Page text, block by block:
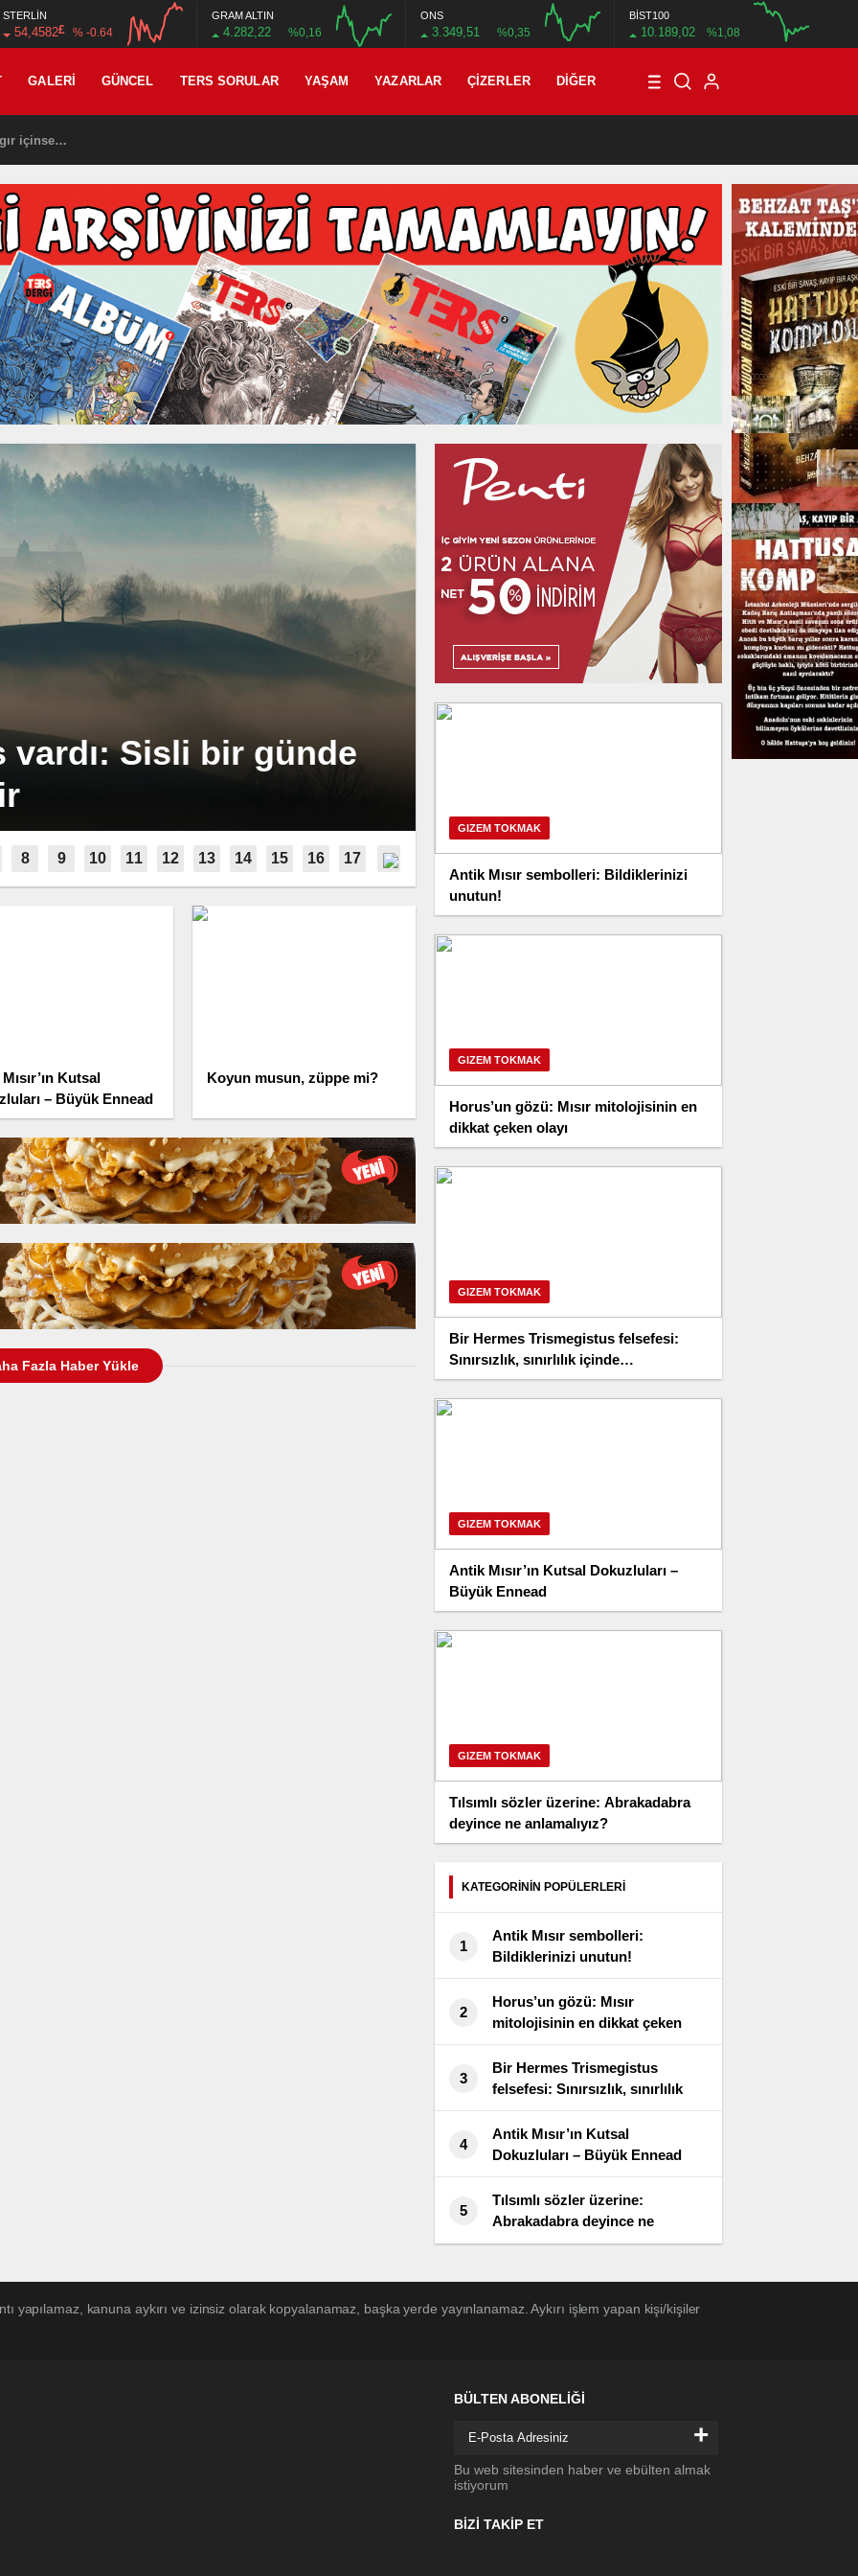
STERLİN
54,4582£ % -0.64
GRAM ALTIN
4.282,22 %0,16
ONS
3.349,51 %0,35
BİST100
10.189,02 %1,08
GALERI GÜNCEL TERS SORULAR YAŞAM YAZARLAR ÇIZERLER DIĞER
içinse…
Sisli bir günde
Kutsal
– Büyük Ennead
Koyun musun, züppe mi?
Fazla Haber Yükle
GIZEM TOKMAK
Antik Mısır sembolleri: Bildiklerinizi
unutun!
GIZEM TOKMAK
Horus’un gözü: Mısır mitolojisinin en
dikkat çeken olayı
GIZEM TOKMAK
Bir Hermes Trismegistus felsefesi:
Sınırsızlık, sınırlılık içinde
kavranamaz!
GIZEM TOKMAK
Antik Mısır’ın Kutsal Dokuzluları –
Büyük Ennead
GIZEM TOKMAK
Tılsımlı sözler üzerine: Abrakadabra
deyince ne anlamalıyız?
KATEGORİNİN POPÜLERLERİ
1
Antik Mısır sembolleri:
Bildiklerinizi unutun!
2
Horus’un gözü: Mısır
mitolojisinin en dikkat çeken
olayı
3
Bir Hermes Trismegistus
felsefesi: Sınırsızlık, sınırlılık
içinde kavranamaz!
4
Antik Mısır’ın Kutsal
Dokuzluları – Büyük Ennead
5
Tılsımlı sözler üzerine:
Abrakadabra deyince ne
anlamalıyız?
yapılamaz, kanuna aykırı ve izinsiz olarak kopyalanamaz, başka yerde yayınlanamaz. Aykırı işlem yapan kişi/kişiler
BÜLTEN ABONELİĞİ
+
Bu web sitesinden haber ve ebülten almak
istiyorum
BİZİ TAKİP ET